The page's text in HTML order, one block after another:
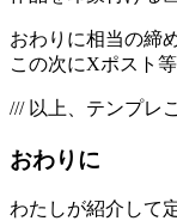
おわりに相当の締
この次にXポスト等
/// 以上、テンプレ
おわりに
わたしが紹介して